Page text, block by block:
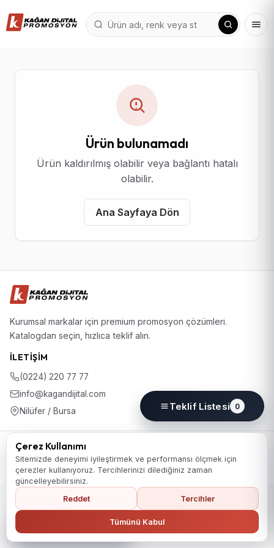
Ürün bulunamadı
Ürün kaldırılmış olabilir veya bağlantı hatalı
olabilir.
Ana Sayfaya Dön
Kurumsal markalar için premium promosyon çözümleri.
Katalogdan seçin, hızlıca teklif alın.
İLETIŞIM
(0224) 220 77 77
info@kagandijital.com
Nilüfer / Bursa
© 2026 KD Promosyon. Tüm hakları saklıdır.
KoleksiyonHakkımızdaİletişimKVKK Aydınlatma Metni
Gizlilik PolitikasıÇerez PolitikasıÇerez Tercihleri
Ana Sayfaya Dön
Teklif Listesi 0
Çerez Kullanımı
Sitemizde deneyimi iyileştirmek ve performansı ölçmek için
çerezler kullanıyoruz. Tercihlerinizi dilediğiniz zaman
güncelleyebilirsiniz.
Reddet
Tercihler
Tümünü Kabul